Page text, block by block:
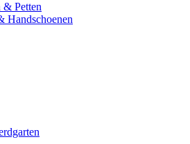
& Petten
Handschoenen